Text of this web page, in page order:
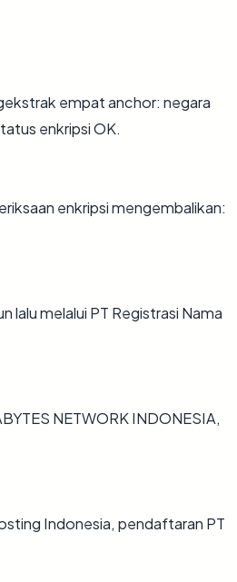
empat anchor: negara
enkripsi OK.
enkripsi mengembalikan:
melalui PT Registrasi Nama
NETWORK INDONESIA,
Indonesia, pendaftaran PT